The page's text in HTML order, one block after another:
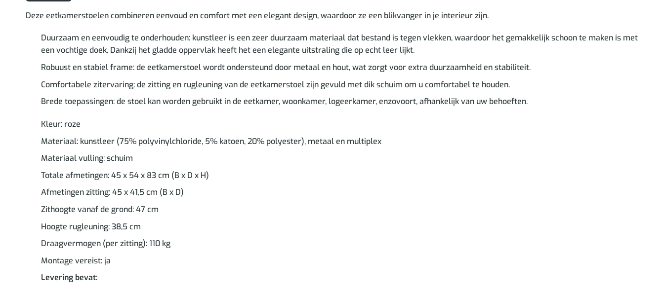
Deze eetkamerstoelen combineren eenvoud en comfort met een elegant design, waardoor ze een blikvanger in je interieur zijn.
Duurzaam en eenvoudig te onderhouden: kunstleer is een zeer duurzaam materiaal dat bestand is tegen vlekken, waardoor het gemakkelijk schoon te maken is met
een vochtige doek. Dankzij het gladde oppervlak heeft het een elegante uitstraling die op echt leer lijkt.
Robuust en stabiel frame: de eetkamerstoel wordt ondersteund door metaal en hout, wat zorgt voor extra duurzaamheid en stabiliteit.
Comfortabele zitervaring: de zitting en rugleuning van de eetkamerstoel zijn gevuld met dik schuim om u comfortabel te houden.
Brede toepassingen: de stoel kan worden gebruikt in de eetkamer, woonkamer, logeerkamer, enzovoort, afhankelijk van uw behoeften.
Kleur: roze
Materiaal: kunstleer (75% polyvinylchloride, 5% katoen, 20% polyester), metaal en multiplex
Materiaal vulling: schuim
Totale afmetingen: 45 x 54 x 83 cm (B x D x H)
Afmetingen zitting: 45 x 41,5 cm (B x D)
Zithoogte vanaf de grond: 47 cm
Hoogte rugleuning: 38,5 cm
Draagvermogen (per zitting): 110 kg
Montage vereist: ja
Levering bevat: